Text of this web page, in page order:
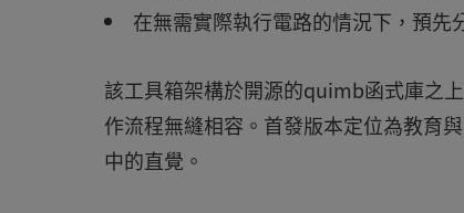
在無需實際執行電路的情況下，預先
該工具箱架構於開源的quimb函式庫之
作流程無縫相容。首發版本定位為教育
中的直覺。